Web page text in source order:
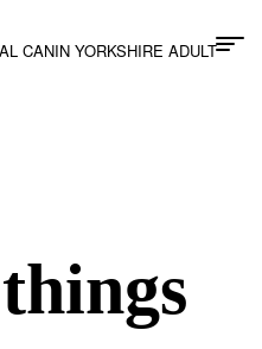
CANIN YORKSHIRE ADULT